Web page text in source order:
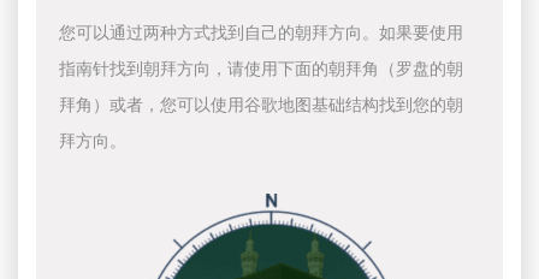
您可以通过两种方式找到自己的朝拜方向。如果要使用
指南针找到朝拜方向，请使用下面的朝拜角（罗盘的朝
拜角）或者，您可以使用谷歌地图基础结构找到您的朝
拜方向。